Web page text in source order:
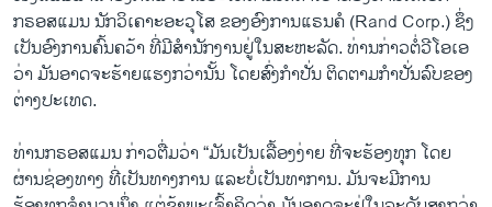
ກຣອສແມນ ນັກວິເຄາະອະວຸໂສ ຂອງອົງການແຣນຄໍ (Rand Corp.) ຊຶ່ງ
ເປັນອົງການຄົ້ນຄວ້າ ທີ່ມີສຳນັກງານຢູ່ໃນສະຫະລັດ. ທ່ານກ່າວຕໍ່ວີໂອເອ
ວ່າ ມັນອາດຈະຮ້າຍແຮງກວ່ານັ້ນ ໂດຍສົ່ງກຳປັ່ນ ຕິດຕາມກຳປັ່ນລົບຂອງ
ຕ່າງປະເທດ.
ທ່ານກຣອສແມນ ກ່າວຕື່ມວ່າ “ມັນເປັນເລື້ອງງ່າຍ ທີ່ຈະຮ້ອງທຸກ ໂດຍ
ຜ່ານຊ່ອງທາງ ທີ່ເປັນທາງການ ແລະບໍ່ເປັນທາການ. ມັນຈະມີການ